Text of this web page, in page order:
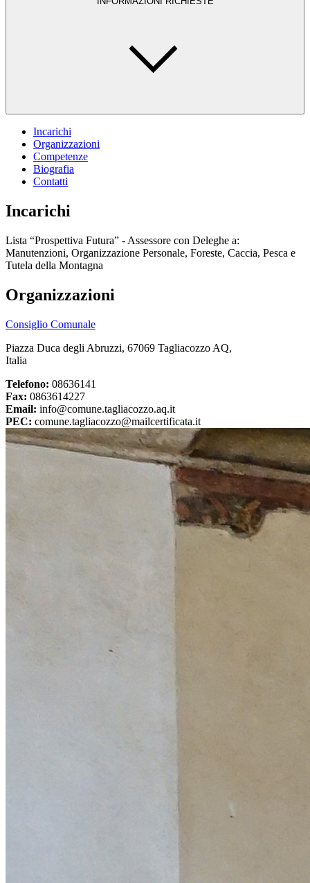
Incarichi
Organizzazioni
Competenze
Biografia
Contatti
Incarichi
Lista “Prospettiva Futura” - Assessore con Deleghe a:
Manutenzioni, Organizzazione Personale, Foreste, Caccia, Pesca e
Tutela della Montagna
Organizzazioni
Consiglio Comunale
Piazza Duca degli Abruzzi, 67069 Tagliacozzo AQ,
Italia
Telefono: 08636141
Fax: 0863614227
Email: info@comune.tagliacozzo.aq.it
PEC: comune.tagliacozzo@mailcertificata.it